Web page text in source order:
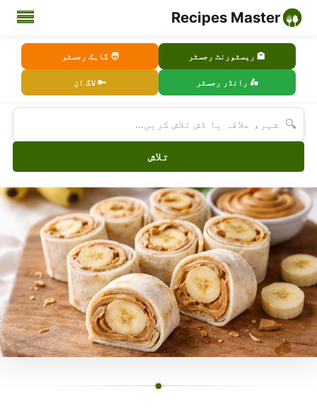
Recipes Master
🏨 ریسٹورنٹ رجسٹر 🧑 گاہک رجسٹر
🛵 رائڈر رجسٹر 🔑 لاگ ان
🔍
تلاش